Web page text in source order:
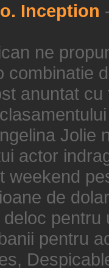
Inception
ne
combinatie
anuntat
Jolie
actor
weekend
de
pentru